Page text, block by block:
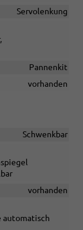
Servolenkung
Pannenkit
vorhanden
Schwenkbar
vorhanden
automatisch